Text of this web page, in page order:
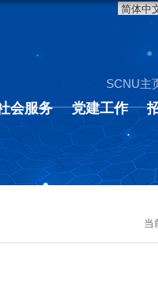
SCNU主
会服务 党建工作
当